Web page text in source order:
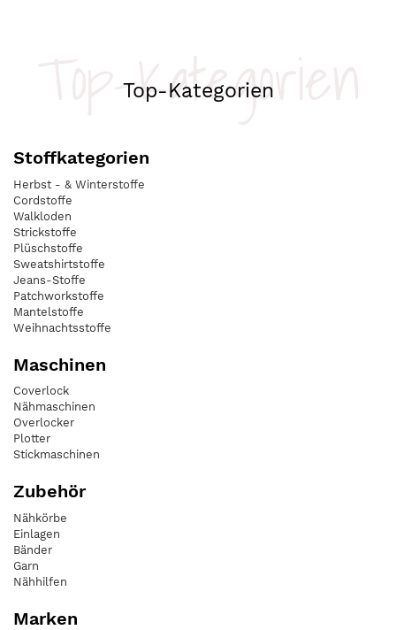
Top-Kategorien
Top-Kategorien
Stoffkategorien
Herbst - & Winterstoffe
Cordstoffe
Walkloden
Strickstoffe
Plüschstoffe
Sweatshirtstoffe
Jeans-Stoffe
Patchworkstoffe
Mantelstoffe
Weihnachtsstoffe
Maschinen
Coverlock
Nähmaschinen
Overlocker
Plotter
Stickmaschinen
Zubehör
Nähkörbe
Einlagen
Bänder
Garn
Nähhilfen
Marken